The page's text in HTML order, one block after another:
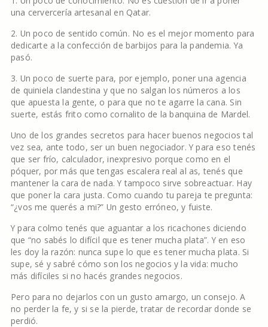
una cervercería artesanal en Qatar.
2. Un poco de sentido común. No es el mejor momento para
dedicarte a la confección de barbijos para la pandemia. Ya
pasó.
3. Un poco de suerte para, por ejemplo, poner una agencia
de quiniela clandestina y que no salgan los números a los
que apuesta la gente, o para que no te agarre la cana. Sin
suerte, estás frito como cornalito de la banquina de Mardel.
Uno de los grandes secretos para hacer buenos negocios tal
vez sea, ante todo, ser un buen negociador. Y para eso tenés
que ser frío, calculador, inexpresivo porque como en el
póquer, por más que tengas escalera real al as, tenés que
mantener la cara de nada. Y tampoco sirve sobreactuar. Hay
que poner la cara justa. Como cuando tu pareja te pregunta:
“¿vos me querés a mi?” Un gesto erróneo, y fuiste.
Y para colmo tenés que aguantar a los ricachones diciendo
que “no sabés lo difícil que es tener mucha plata”. Y en eso
les doy la razón: nunca supe lo que es tener mucha plata. Si
supe, sé y sabré cómo son los negocios y la vida: mucho
más difíciles si no hacés grandes negocios.
Pero para no dejarlos con un gusto amargo, un consejo. A
no perder la fe, y si se la pierde, tratar de recordar donde se
perdió.